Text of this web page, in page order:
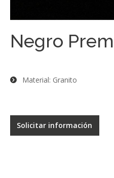
Negro
Material: Granito
Solicitar información